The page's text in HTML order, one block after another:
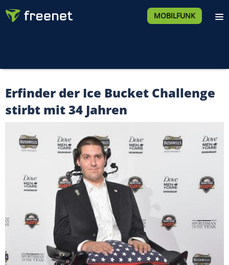
MOBILFUNK
Erfinder der Ice Bucket Challenge
stirbt mit 34 Jahren